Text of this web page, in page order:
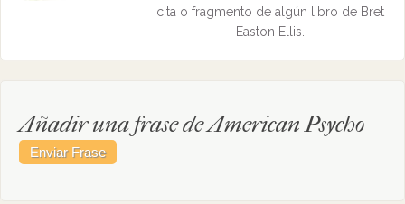
cita o fragmento de algún libro de Bret
Easton Ellis.
Añadir una frase de American Psycho